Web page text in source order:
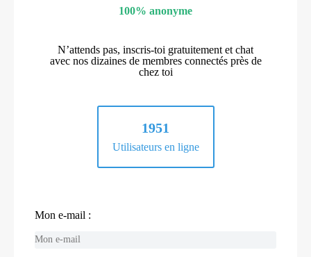
100% anonyme
N’attends pas, inscris-toi gratuitement et chat
avec nos dizaines de membres connectés près de
chez toi
1951
Utilisateurs en ligne
Mon e-mail :